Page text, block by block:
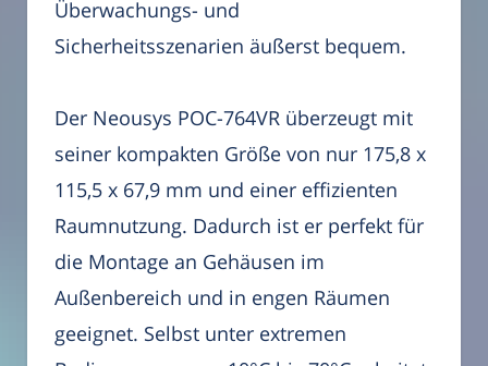
Überwachungs- und
Sicherheitsszenarien äußerst bequem.
Der Neousys POC-764VR überzeugt mit
seiner kompakten Größe von nur 175,8 x
115,5 x 67,9 mm und einer effizienten
Raumnutzung. Dadurch ist er perfekt für
die Montage an Gehäusen im
Außenbereich und in engen Räumen
geeignet. Selbst unter extremen